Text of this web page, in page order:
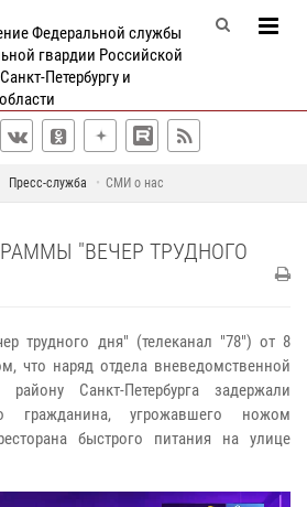
Федеральной службы
гвардии Российской
Петербургу и
Пресс-служба СМИ о нас
"ВЕЧЕР ТРУДНОГО
трудного дня" (телеканал "78") от 8
что наряд отдела вневедомственной
Санкт-Петербурга задержали
гражданина, угрожавшего ножом
быстрого питания на улице